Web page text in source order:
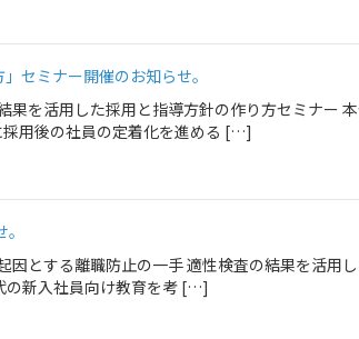
セミナー開催のお知らせ。
を活用した採用と指導方針の作り方セミナー
採用後の社員の定着化を進める […]
とする離職防止の一手 適性検査の結果を活用
の新入社員向け教育を考 […]